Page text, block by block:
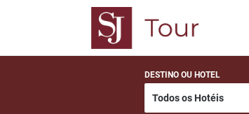
DESTINO OU HOTEL